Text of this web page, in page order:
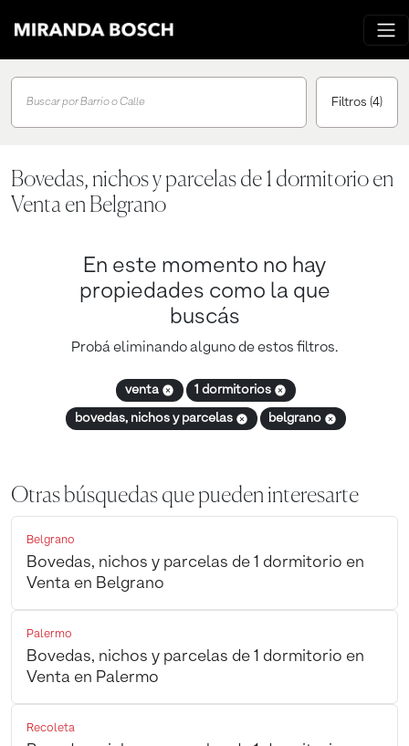
Buscar por Barrio o Calle Filtros (4)
Bovedas, nichos y parcelas de 1 dormitorio en
Venta en Belgrano
En este momento no hay
propiedades como la que
buscás
Probá eliminando alguno de estos filtros.
venta 1 dormitorios
bovedas, nichos y parcelas belgrano
Otras búsquedas que pueden interesarte
Belgrano
Bovedas, nichos y parcelas de 1 dormitorio en
Venta en Belgrano
Palermo
Bovedas, nichos y parcelas de 1 dormitorio en
Venta en Palermo
Recoleta